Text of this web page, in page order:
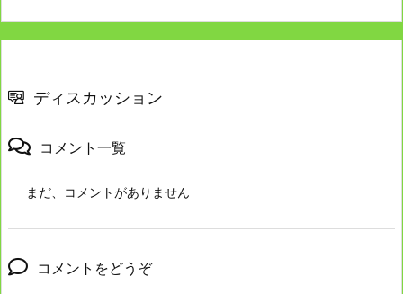
ディスカッション
コメント一覧
まだ、コメントがありません
コメントをどうぞ